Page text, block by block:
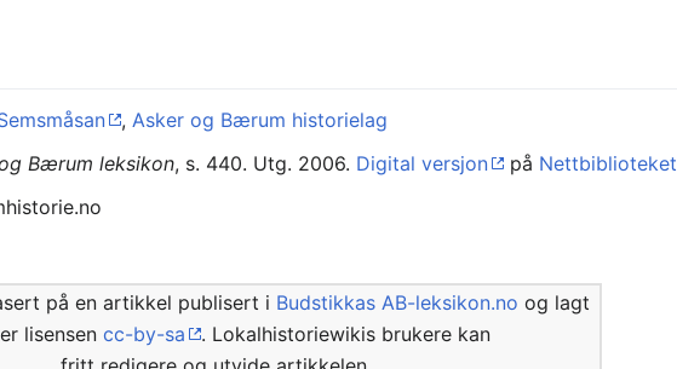
,Asker og Bærum historielag
Bærum leksikon, s. 440. Utg. 2006. Digital versjon på Nettbiblioteket
på en artikkel publisert i Budstikkas AB-leksikon.no og lagt
lisensen cc-by-sa
. Lokalhistoriewikis brukere kan